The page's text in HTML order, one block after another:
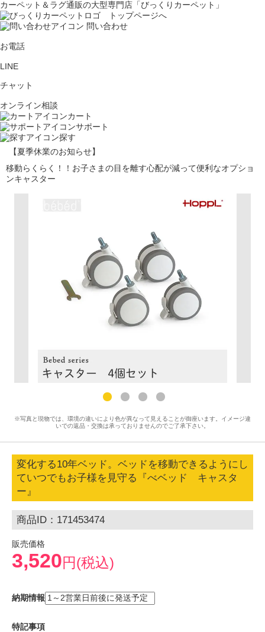
カーペット＆ラグ通販の大型専門店「びっくりカーペット」
問い合わせ
お電話
LINE
チャット
オンライン相談
カート
サポート
探す
【夏季休業のお知らせ】
移動らくらく！！お子さまの目を離す心配が減って便利なオプショ
ンキャスター
※写真と現物では、環境の違いにより色が異なって見えることが御座います。イメージ違
いでの返品・交換は承っておりませんのでご了承下さい。
変化する10年ベッド。ベッドを移動できるようにし
ていつでもお子様を見守る『べベッド キャスタ
ー』
商品ID：171453474
販売価格
3,520円(税込)
納期情報
特記事項